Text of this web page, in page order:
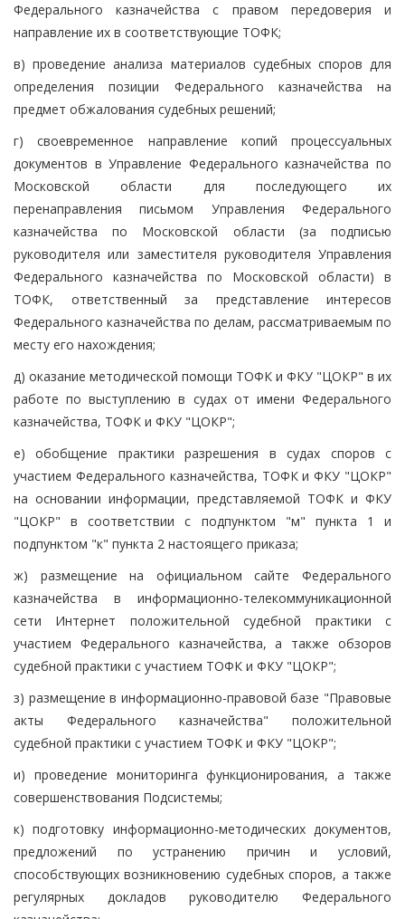
Федерального казначейства с правом передоверия и
направление их в соответствующие ТОФК;
в) проведение анализа материалов судебных споров для
определения позиции Федерального казначейства на
предмет обжалования судебных решений;
г) своевременное направление копий процессуальных
документов в Управление Федерального казначейства по
Московской области для последующего их
перенаправления письмом Управления Федерального
казначейства по Московской области (за подписью
руководителя или заместителя руководителя Управления
Федерального казначейства по Московской области) в
ТОФК, ответственный за представление интересов
Федерального казначейства по делам, рассматриваемым по
месту его нахождения;
д) оказание методической помощи ТОФК и ФКУ "ЦОКР" в их
работе по выступлению в судах от имени Федерального
казначейства, ТОФК и ФКУ "ЦОКР";
е) обобщение практики разрешения в судах споров с
участием Федерального казначейства, ТОФК и ФКУ "ЦОКР"
на основании информации, представляемой ТОФК и ФКУ
"ЦОКР" в соответствии с подпунктом "м" пункта 1 и
подпунктом "к" пункта 2 настоящего приказа;
ж) размещение на официальном сайте Федерального
казначейства в информационно-телекоммуникационной
сети Интернет положительной судебной практики с
участием Федерального казначейства, а также обзоров
судебной практики с участием ТОФК и ФКУ "ЦОКР";
з) размещение в информационно-правовой базе "Правовые
акты Федерального казначейства" положительной
судебной практики с участием ТОФК и ФКУ "ЦОКР";
и) проведение мониторинга функционирования, а также
совершенствования Подсистемы;
к) подготовку информационно-методических документов,
предложений по устранению причин и условий,
способствующих возникновению судебных споров, а также
регулярных докладов руководителю Федерального